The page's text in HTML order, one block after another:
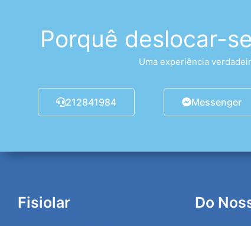
Porquê deslocar-
Uma experiência
212841984 Messenger
Fisiolar
Do